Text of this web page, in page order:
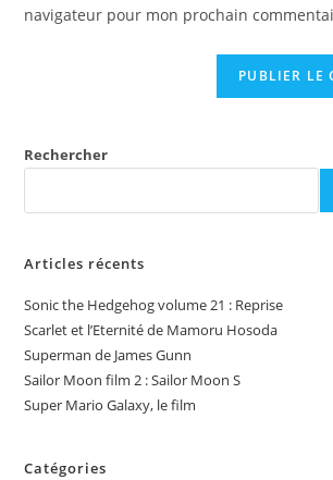
(facultatif)
navigateur pour mon prochain
Rechercher
Articles récents
Sonic the Hedgehog volume 21 : Reprise
Scarlet et l’Eternité de Mamoru Hosoda
Superman de James Gunn
Sailor Moon film 2 : Sailor Moon S
Super Mario Galaxy, le film
Catégories